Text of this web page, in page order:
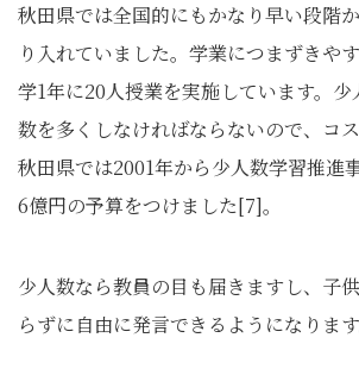
秋田県では全国的にもかなり早い段階
り入れていました。学業につまずきや
学1年に20人授業を実施しています。
数を多くしなければならないので、コス
秋田県では2001年から少人数学習推進
6億円の予算をつけました[7]。
少人数なら教員の目も届きますし、子
らずに自由に発言できるようになります